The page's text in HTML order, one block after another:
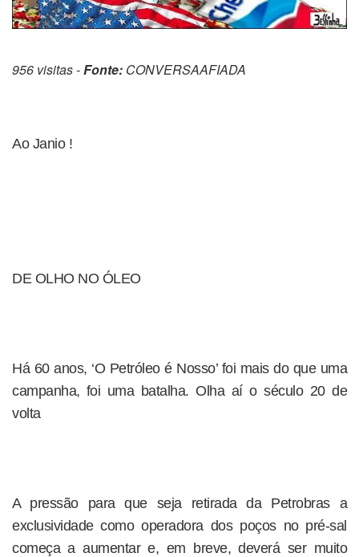
956 visitas -Fonte: CONVERSAAFIADA
Ao Janio !
DE OLHO NO ÓLEO
Há 60 anos, ‘O Petróleo é Nosso’ foi mais do que uma
campanha, foi uma batalha. Olha aí o século 20 de
volta
A pressão para que seja retirada da Petrobras a
exclusividade como operadora dos poços no pré-sal
começa a aumentar e, em breve, deverá ser muito